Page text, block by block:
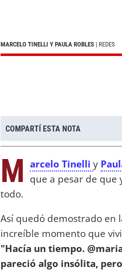
MARCELO TINELLI Y PAULA ROBLES | REDES
COMPARTÍ ESTA NOTA
M arcelo Tinelli y
que a pesar de que
todo.
Así quedó demostrado en
increíble momento que
"Hacía un tiempo.
pareció algo insólita,